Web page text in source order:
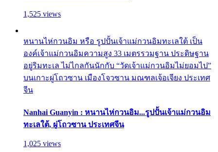
1,525 views
หนานไห่กวนอิม หรือ รูปปั้นเจ้าแม่กวนอิมทะเลใต้ เป็น
องค์เจ้าแม่กวนอิมความสูง 33 เมตรรวมฐาน ประดิษฐาน
อยู่ริมทะเล ไม่ไกลกันนักกับ “วัดเจ้าแม่กวนอิมไม่ยอมไป”
บนเกาะผู่โถวซาน เมืองโจวซาน มณฑลเจ้อเจียง ประเทศ
จีน
Nanhai Guanyin : หนานไห่กวนอิม...รูปปั้นเจ้าแม่กวนอิม
ทะเลใต้, ผู่โถวซาน ประเทศจีน
1,025 views